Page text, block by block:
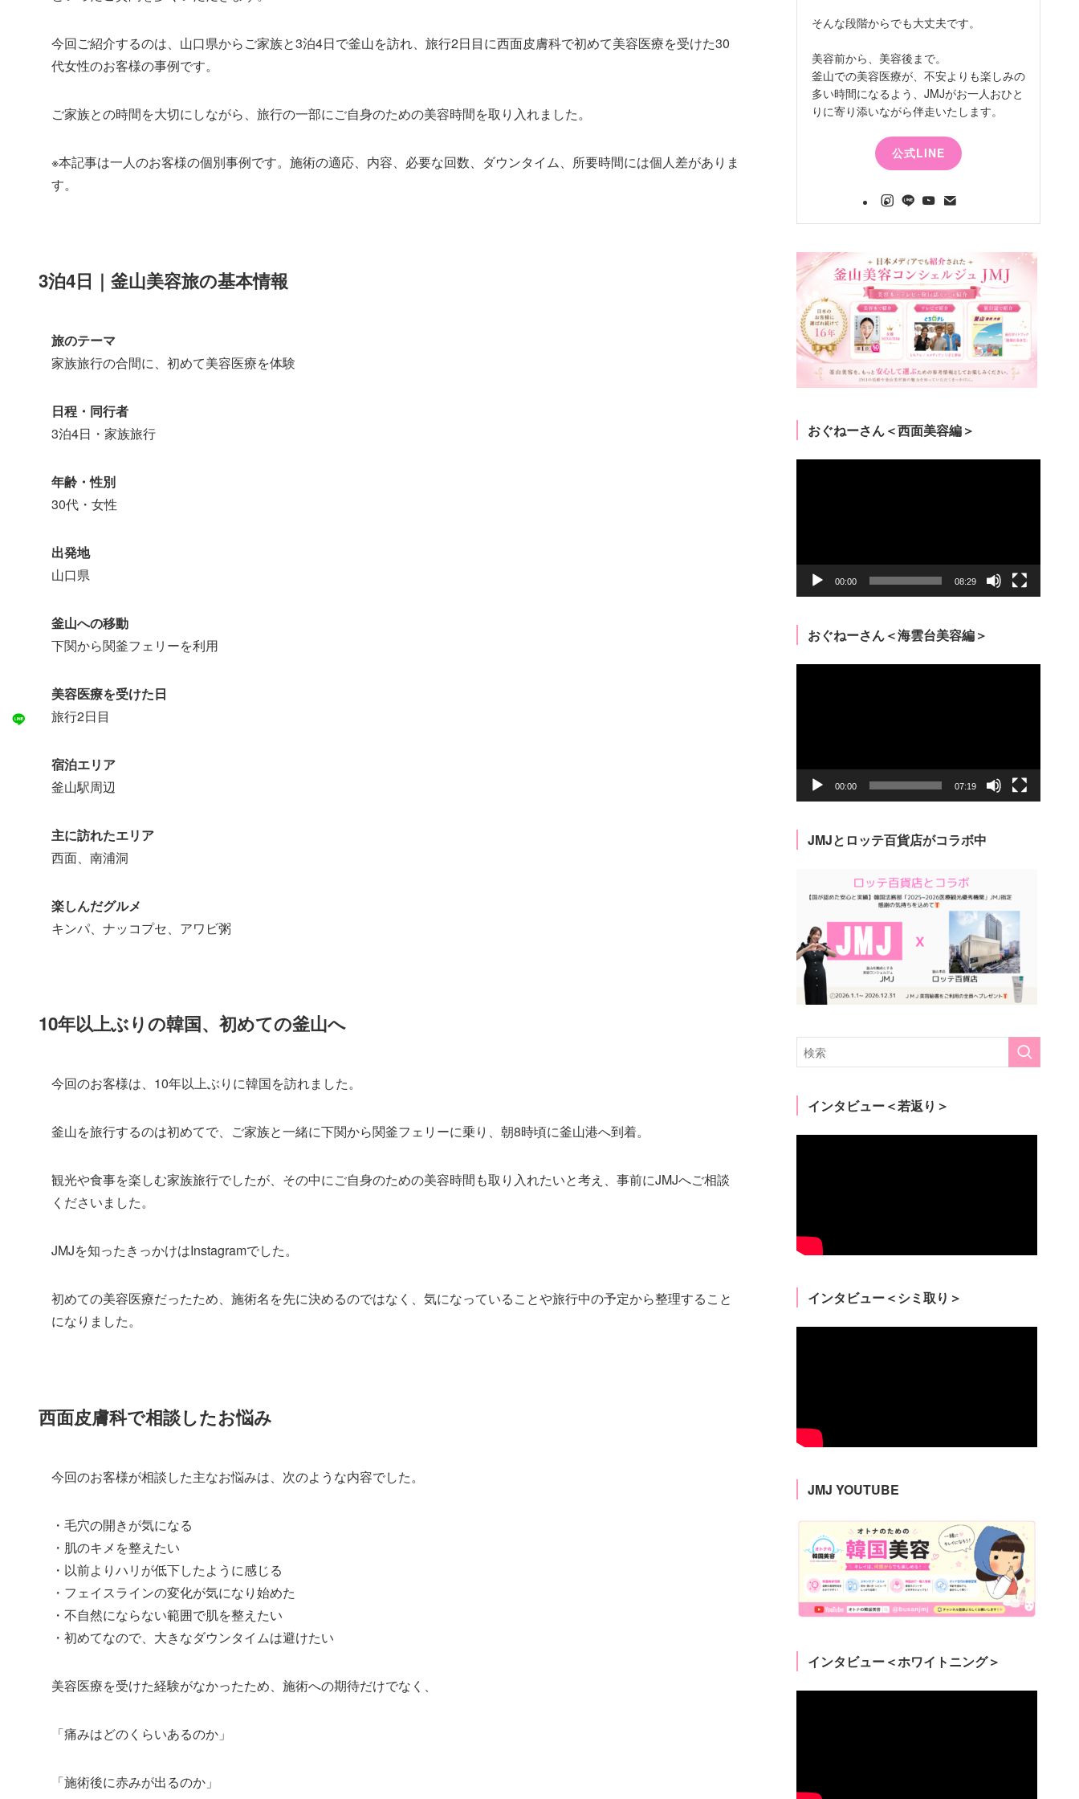
今回ご紹介するのは、山口県からご家族と3泊4日で釜山を訪れ、旅行2日目に西面皮膚科で初めて美容医療を受けた30
代女性のお客様の事例です。
ご家族との時間を大切にしながら、旅行の一部にご自身のための美容時間を取り入れました。
※本記事は一人のお客様の個別事例です。施術の適応、内容、必要な回数、ダウンタイム、所要時間には個人差がありま
す。
3泊4日｜釜山美容旅の基本情報
旅のテーマ
家族旅行の合間に、初めて美容医療を体験
日程・同行者
3泊4日・家族旅行
年齢・性別
30代・女性
出発地
山口県
釜山への移動
下関から関釜フェリーを利用
美容医療を受けた日
旅行2日目
宿泊エリア
釜山駅周辺
主に訪れたエリア
西面、南浦洞
楽しんだグルメ
キンパ、ナッコプセ、アワビ粥
10年以上ぶりの韓国、初めての釜山へ
今回のお客様は、10年以上ぶりに韓国を訪れました。
釜山を旅行するのは初めてで、ご家族と一緒に下関から関釜フェリーに乗り、朝8時頃に釜山港へ到着。
観光や食事を楽しむ家族旅行でしたが、その中にご自身のための美容時間も取り入れたいと考え、事前にJMJへご相談
くださいました。
JMJを知ったきっかけはInstagramでした。
初めての美容医療だったため、施術名を先に決めるのではなく、気になっていることや旅行中の予定から整理すること
になりました。
西面皮膚科で相談したお悩み
今回のお客様が相談した主なお悩みは、次のような内容でした。
・毛穴の開きが気になる
・肌のキメを整えたい
・以前よりハリが低下したように感じる
・フェイスラインの変化が気になり始めた
・不自然にならない範囲で肌を整えたい
・初めてなので、大きなダウンタイムは避けたい
美容医療を受けた経験がなかったため、施術への期待だけでなく、
「痛みはどのくらいあるのか」
「施術後に赤みが出るのか」
そんな段階からでも大丈夫です。
美容前から、美容後まで。
釜山での美容医療が、不安よりも楽しみの
多い時間になるよう、JMJがお一人おひと
りに寄り添いながら伴走いたします。
公式LINE
おぐねーさん＜西面美容編＞
00:00 08:29
おぐねーさん＜海雲台美容編＞
00:00 07:19
JMJとロッテ百貨店がコラボ中
インタビュー＜若返り＞
インタビュー＜シミ取り＞
JMJ YOUTUBE
インタビュー＜ホワイトニング＞